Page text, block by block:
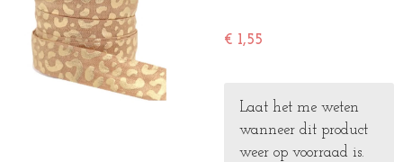
€ 1,55
Laat het me weten
wanneer dit product
weer op voorraad is.